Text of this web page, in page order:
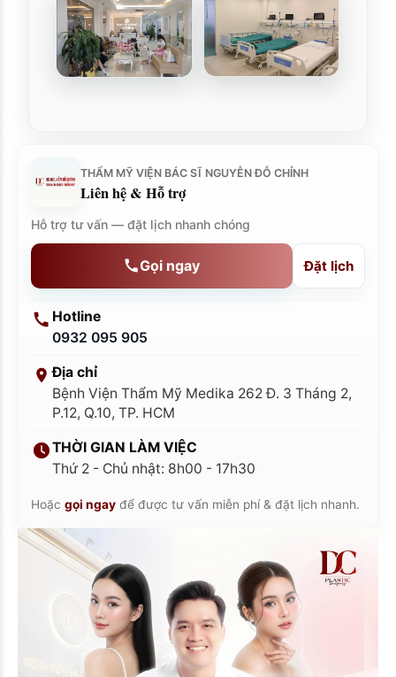
THẨM MỸ VIỆN BÁC SĨ NGUYỄN ĐỖ CHỈNH
Liên hệ & Hỗ trợ
Hỗ trợ tư vấn — đặt lịch nhanh chóng
Gọi ngay Đặt lịch
Hotline
0932 095 905
Địa chỉ
Bệnh Viện Thẩm Mỹ Medika 262 Đ. 3 Tháng 2,
P.12, Q.10, TP. HCM
THỜI GIAN LÀM VIỆC
Thứ 2 - Chủ nhật: 8h00 - 17h30
Hoặc gọi ngay để được tư vấn miễn phí & đặt lịch nhanh.